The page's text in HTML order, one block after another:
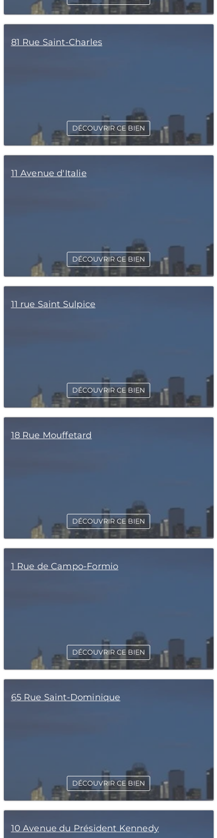
81 Rue Saint-Charles
DÉCOUVRIR CE BIEN
11 Avenue d'Italie
DÉCOUVRIR CE BIEN
11 rue Saint Sulpice
DÉCOUVRIR CE BIEN
18 Rue Mouffetard
DÉCOUVRIR CE BIEN
1 Rue de Campo-Formio
DÉCOUVRIR CE BIEN
65 Rue Saint-Dominique
DÉCOUVRIR CE BIEN
10 Avenue du Président Kennedy